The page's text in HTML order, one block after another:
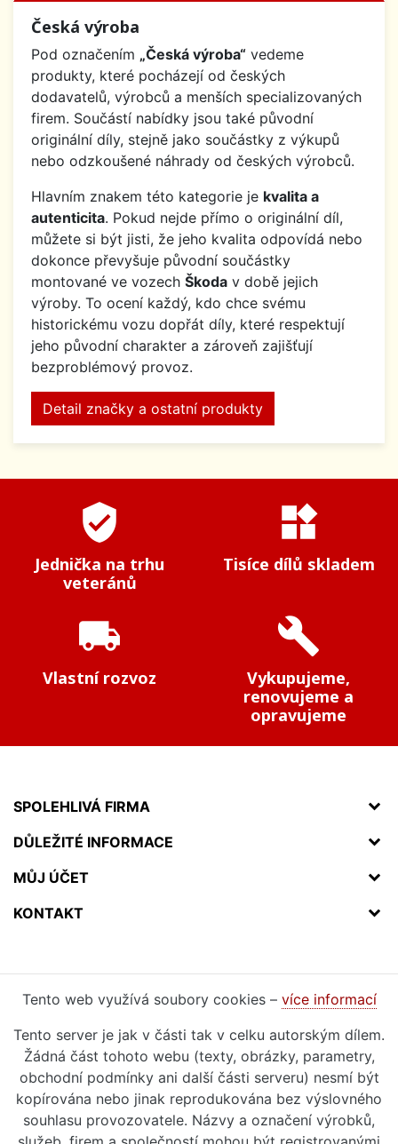
Česká výroba
Pod označením „Česká výroba“ vedeme
produkty, které pocházejí od českých
dodavatelů, výrobců a menších specializovaných
firem. Součástí nabídky jsou také původní
originální díly, stejně jako součástky z výkupů
nebo odzkoušené náhrady od českých výrobců.
Hlavním znakem této kategorie je kvalita a
autenticita. Pokud nejde přímo o originální díl,
můžete si být jisti, že jeho kvalita odpovídá nebo
dokonce převyšuje původní součástky
montované ve vozech Škoda v době jejich
výroby. To ocení každý, kdo chce svému
historickému vozu dopřát díly, které respektují
jeho původní charakter a zároveň zajišťují
bezproblémový provoz.
Detail značky a ostatní produkty
verified_user
Jednička na trhu
veteránů
widgets
Tisíce dílů skladem
local_shipping
Vlastní rozvoz
build
Vykupujeme,
renovujeme a
opravujeme
SPOLEHLIVÁ FIRMA
DŮLEŽITÉ INFORMACE
MŮJ ÚČET
KONTAKT
Tento web využívá soubory cookies – více informací
Tento server je jak v části tak v celku autorským dílem.
Žádná část tohoto webu (texty, obrázky, parametry,
obchodní podmínky ani další části serveru) nesmí být
kopírována nebo jinak reprodukována bez výslovného
souhlasu provozovatele. Názvy a označení výrobků,